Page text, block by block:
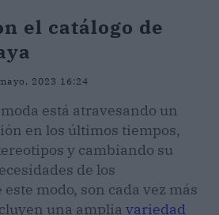
el catálogo de
2023 16:24
está atravesando un
en los últimos tiempos,
y cambiando su
de los
modo, son cada vez más
una amplia variedad